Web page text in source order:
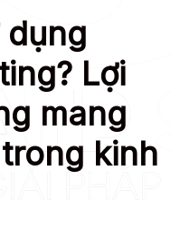
dụng
Lợi
mang
kinh